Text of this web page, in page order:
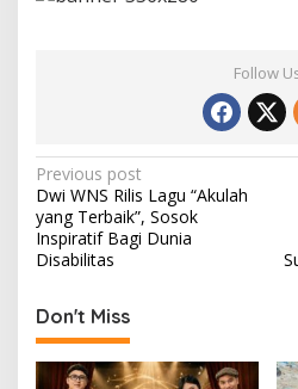
Follow
P
o
s
t
n
a
v
Previous post
Dwi WNS Rilis Lagu “Akulah
yang Terbaik”, Sosok
Inspiratif Bagi Dunia
Disabilitas
Don't Miss